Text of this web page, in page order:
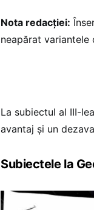
Nota redacției:
neapărat variantele
La subiectul al III-
avantaj și un
Subiectele la